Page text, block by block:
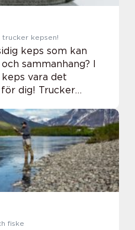
kepsen!
keps som kan
sammanhang? I
vara det
dig! Trucker
design. Den här
fiske